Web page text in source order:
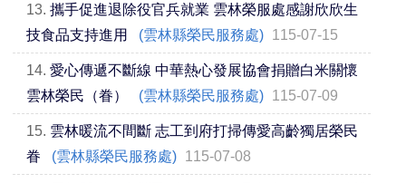
13. 攜手促進退除役官兵就業 雲林榮服處感謝欣欣生
技食品支持進用
(雲林縣榮民服務處) 115-07-15
14. 愛心傳遞不斷線 中華熱心發展協會捐贈白米關懷
雲林榮民（眷）
(雲林縣榮民服務處) 115-07-09
15. 雲林暖流不間斷 志工到府打掃傳愛高齡獨居榮民
眷
(雲林縣榮民服務處) 115-07-08